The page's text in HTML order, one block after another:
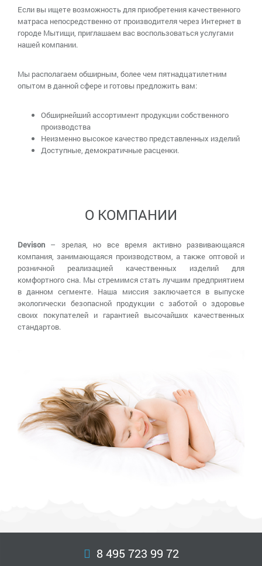
Если вы ищете возможность для приобретения качественного
матраса непосредственно от производителя через Интернет в
городе Мытищи, приглашаем вас воспользоваться услугами
нашей компании.
Мы располагаем обширным, более чем пятнадцатилетним
опытом в данной сфере и готовы предложить вам:
Обширнейший ассортимент продукции собственного
производства
Неизменно высокое качество представленных изделий
Доступные, демократичные расценки.
О КОМПАНИИ
Devison – зрелая, но все время активно развивающаяся
компания, занимающаяся производством, а также оптовой и
розничной реализацией качественных изделий для
комфортного сна. Мы стремимся стать лучшим предприятием
в данном сегменте. Наша миссия заключается в выпуске
экологически безопасной продукции с заботой о здоровье
своих покупателей и гарантией высочайших качественных
стандартов.
8 495 723 99 72